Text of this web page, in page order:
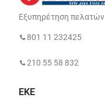
Εξυπηρέτηση πελατών
801 11 232425
210 55 58 832
ΕΚΕ